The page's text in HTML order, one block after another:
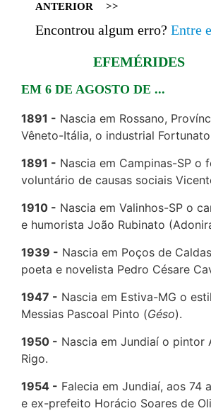
ANTERIOR
>>
Encontrou algum erro? Entre
EFEMÉRIDES
EM 6 DE AGOSTO DE ...
1891
Nascia em Rossano,
Vêneto-Itália, o industrial
1891
Nascia em Campinas-SP o
voluntário de causas sociais
1910
Nascia em Valinhos-SP o
e humorista João Rubinato
1939
Nascia em Poços de
poeta e novelista Pedro Césare
1947
Nascia em Estiva-MG o
Messias Pascoal Pinto (Géso).
1950
Nascia em Jundiaí o pintor
Rigo.
1954
Falecia em Jundiaí, aos 74
e ex-prefeito Horácio Soares de